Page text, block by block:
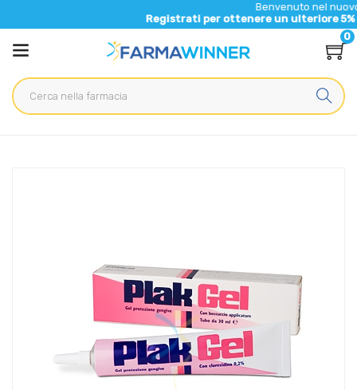
Benvenuto nel nuovo sito di
Registrati per ottenere un ulteriore 5% di
0